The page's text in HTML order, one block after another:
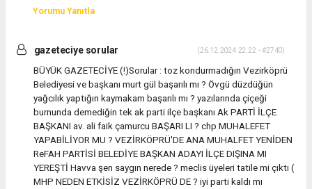
Yorumu Yanıtla
gazeteciye sorular (26.12.2024 22:22 - #2740)
BÜYÜK GAZETECİYE (!)Sorular : toz kondurmadığın Vezirköprü
Belediyesi ve başkanı murt gül başarılı mı ? Övgü düzdüğün
yağcılık yaptığın kaymakam başarılı mı ? yazılarında çiçeği
burnunda demediğin tek ak parti ilçe başkanı Ak PARTİ İLÇE
BAŞKANI av. ali faik çamurcu BAŞARI LI ? chp MUHALEFET
YAPABİLİYOR MU ? VEZİRKÖPRÜ'DE ANA MUHALFET YENİDEN
ReFAH PARTİSİ BELEDİYE BAŞKAN ADAYI İLÇE DIŞINA MI
YEREŞTİ Havva şen saygın nerede ? meclis üyeleri tatile mi çıktı (
MHP NEDEN ETKİSİZ VEZİRKÖPRÜ DE ? iyi parti kaldı mı